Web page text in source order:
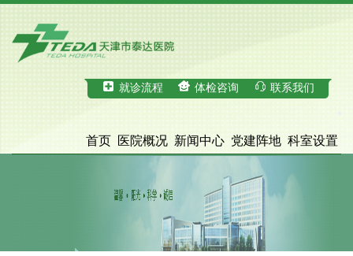
就诊流程 体检咨询 联系我们
首页 医院概况 新闻中心 党建阵地 科室设置
科学研究 医疗服务 体检中心
脑血管病诊治中心